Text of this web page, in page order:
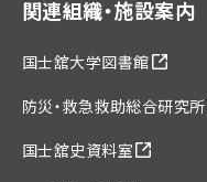
関連組織・施設案内
国士舘大学図書館
防災・救急救助総合研究所
国士舘史資料室